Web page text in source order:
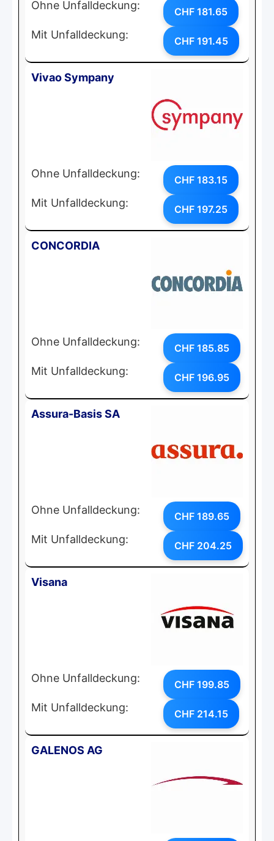
Ohne Unfalldeckung: CHF 181.65
Mit Unfalldeckung: CHF 191.45
Vivao Sympany
Ohne Unfalldeckung: CHF 183.15
Mit Unfalldeckung: CHF 197.25
CONCORDIA
Ohne Unfalldeckung: CHF 185.85
Mit Unfalldeckung: CHF 196.95
Assura-Basis SA
Ohne Unfalldeckung: CHF 189.65
Mit Unfalldeckung: CHF 204.25
Visana
Ohne Unfalldeckung: CHF 199.85
Mit Unfalldeckung: CHF 214.15
GALENOS AG